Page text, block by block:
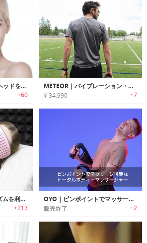
Lifetrons｜マッサージヘッドを交換可能なフェーシャルマッサージキット
+60
METEOR｜バイブレーション・ヒート・プレッシャーで疲労を回復するリカバリーボール「ミーティア」
¥ 34,990 +7
Naptime｜睡眠メカニズムを利用し効率的な昼寝が可能なスマートアイシェード「ナップタイム」
+213
OYO｜ピンポイントでマッサージ可能なトータルボディーマッサージャー
販売終了 +2